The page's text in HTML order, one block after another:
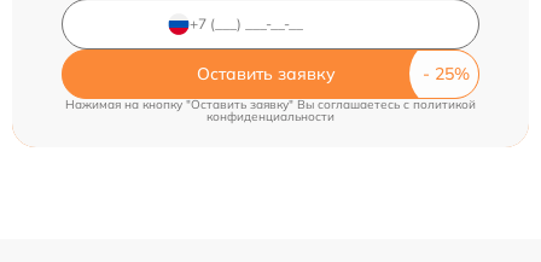
Оставить заявку
Нажимая на кнопку "Оставить заявку" Вы соглашаетесь cполитикой
конфиденциальности